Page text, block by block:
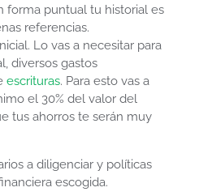
forma puntual tu historial es
referencias.
Lo vas a necesitar para
diversos gastos
escrituras. Para esto vas a
el 30% del valor del
tus ahorros te serán muy
a diligenciar y políticas
escogida.